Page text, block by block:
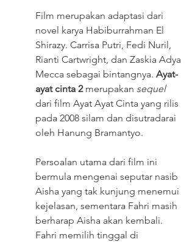
Film merupakan adaptasi dari
novel karya Habiburrahman El
Shirazy. Carrisa Putri, Fedi Nuril,
Rianti Cartwright, dan Zaskia Adya
Mecca sebagai bintangnya. Ayat-
ayat cinta 2 merupakan sequel
dari film Ayat Ayat Cinta yang rilis
pada 2008 silam dan disutradarai
oleh Hanung Bramantyo.
Persoalan utama dari film ini
bermula mengenai seputar nasib
Aisha yang tak kunjung menemui
kejelasan, sementara Fahri masih
berharap Aisha akan kembali.
Fahri memilih tinggal di